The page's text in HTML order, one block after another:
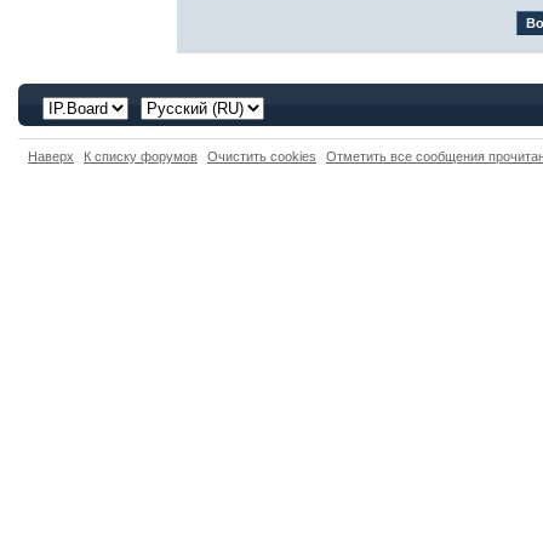
Наверх К списку форумов Очистить cookies Отметить все сообщения